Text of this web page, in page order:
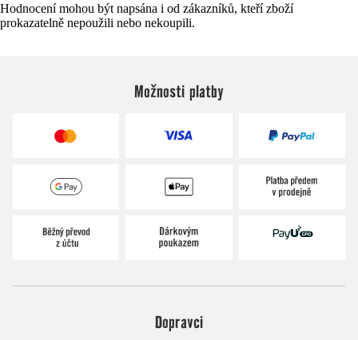
Hodnocení mohou být napsána i od zákazníků, kteří zboží
prokazatelně nepoužili nebo nekoupili.
Možnosti platby
Dopravci